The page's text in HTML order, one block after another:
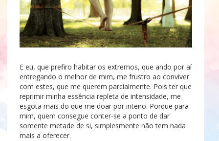
E eu, que prefiro habitar os extremos, que ando por aí
entregando o melhor de mim, me frustro ao conviver
com estes, que me querem parcialmente. Pois ter que
reprimir minha essência repleta de intensidade, me
esgota mais do que me doar por inteiro. Porque para
mim, quem consegue conter-se a ponto de dar
somente metade de si, simplesmente não tem nada
mais a oferecer.